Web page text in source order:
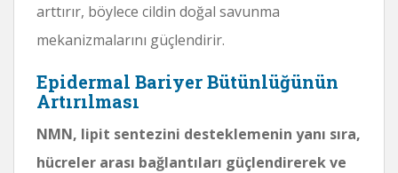
arttırır, böylece cildin doğal savunma
mekanizmalarını güçlendirir.
Epidermal Bariyer Bütünlüğünün
Artırılması
NMN, lipit sentezini desteklemenin yanı sıra,
hücreler arası bağlantıları güçlendirerek ve